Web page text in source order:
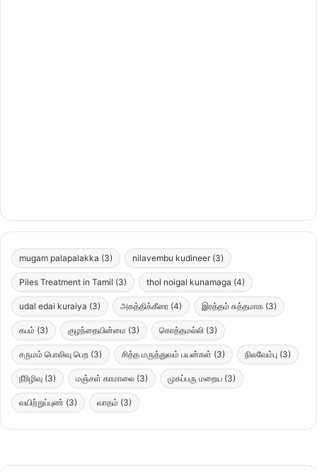
mugam palapalakka (3) nilavembu kudineer (3)
Piles Treatment in Tamil (3) thol noigal kunamaga (4)
udal edai kuraiya (3) அகத்திக்கீரை (4) இரத்தம் சுத்தமாக (3)
கபம் (3) குழந்தையின்மை (3) கொத்தமல்லி (3)
சருமம் பொலிவு பெற (3) சித்த மருத்துவம் பயன்கள் (3) நிலவேம்பு (3)
நீரிழிவு (3) மஞ்சள் காமாலை (3) முகப்பரு மறைய (3)
வயிற்றுப்புண் (3) வாதம் (3)